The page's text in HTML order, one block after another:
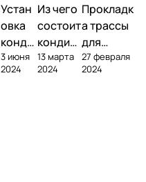
Устан
овка
конди
ционе
ра
3 июня
2024
Из чего
состоит
кондиц
ионер?
13 марта
2024
Прокладк
а трассы
для
кондицио
нера
27 февраля
2024